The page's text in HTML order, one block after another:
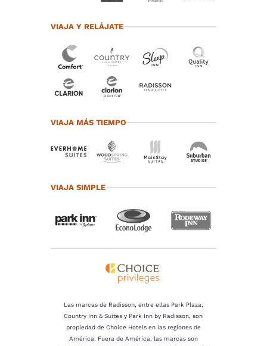
VIAJA Y RELÁJATE
VIAJA MÁS TIEMPO
VIAJA SIMPLE
Las marcas de Radisson, entre ellas Park Plaza,
Country Inn & Suites y Park Inn by Radisson, son
propiedad de Choice Hotels en las regiones de
América. Fuera de América, las marcas son